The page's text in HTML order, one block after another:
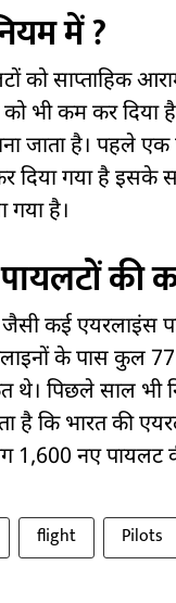
में ?
को साप्ताहिक
भी कम कर दिया
जाता है। पहले
दिया गया है इसके
गया है।
की
जैसी कई
के पास कुल
थे। पिछले साल भी
है कि भारत की
1,600 नए
flight Pilots